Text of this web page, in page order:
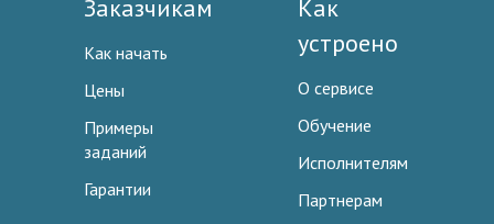
Заказчикам
Как начать
Цены
Примеры
заданий
Гарантии
Как
устроено
О сервисе
Обучение
Исполнителям
Партнерам